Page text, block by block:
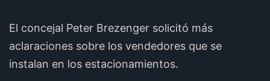
El concejal Peter Brezenger solicitó más
aclaraciones sobre los vendedores que se
instalan en los estacionamientos.